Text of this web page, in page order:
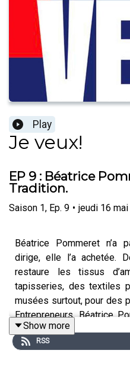
Play
Je veux!
EP 9 : Béatrice
Tradition.
Saison 1, Ep. 9 • jeudi 16
Béatrice Pommeret n’a
dirige, elle l’a achetée.
restaure les tissus
tapisseries, des textiles
musées surtout, pour des
Entrepreneurs, Béatrice
ce choix entrepreneurial
d’entreprise. Elle a été
Show more
RSS